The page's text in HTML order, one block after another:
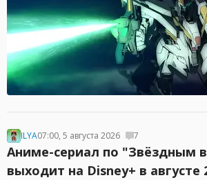
ILYA07:00, 5 августа 2026 7
Аниме-сериал по "Звёздным
выходит на Disney+ в августе